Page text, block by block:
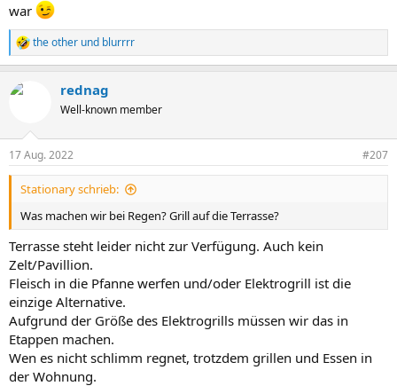
war
R
e
k
e
n
the other und blurrrr
rednag
Well-known member
17 Aug. 2022 #207
Stationary schrieb:
Was machen wir bei Regen? Grill auf die Terrasse?
Terrasse steht leider nicht zur Verfügung. Auch kein
Zelt/Pavillion.
Fleisch in die Pfanne werfen und/oder Elektrogrill ist die
einzige Alternative.
Aufgrund der Größe des Elektrogrills müssen wir das in
Etappen machen.
Wen es nicht schlimm regnet, trotzdem grillen und Essen in
der Wohnung.